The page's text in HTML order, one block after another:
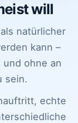
will
natürlicher
kann –
ohne an
sein.
echte